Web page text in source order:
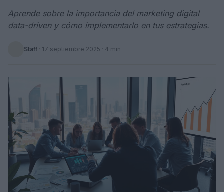
Aprende sobre la importancia del marketing digital
data-driven y cómo implementarlo en tus estrategias.
Staff · 17 septiembre 2025 · 4 min